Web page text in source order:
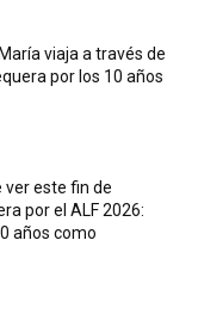
viaja a través de
por los 10 años
ver este fin de
por el ALF 2026:
años como